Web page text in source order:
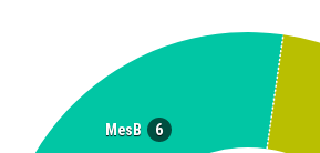
MesB 6